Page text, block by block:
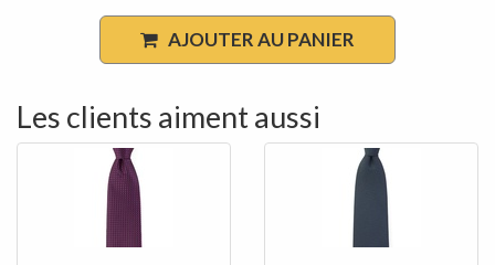
AJOUTER AU PANIER
Les clients aiment aussi